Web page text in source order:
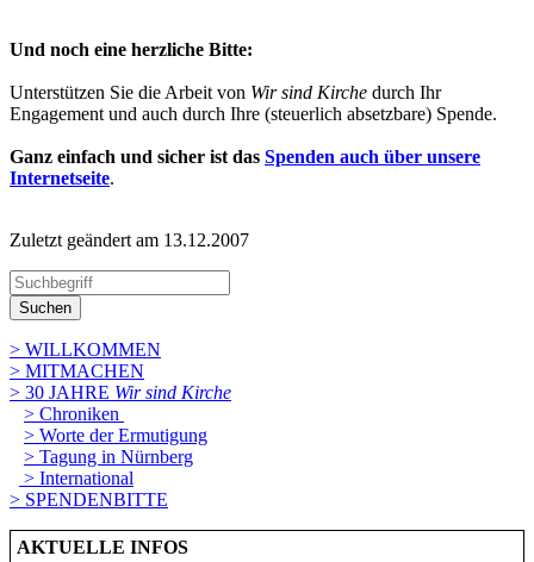
Und noch eine herzliche Bitte:
Unterstützen Sie die Arbeit von Wir sind Kirche durch Ihr
Engagement und auch durch Ihre (steuerlich absetzbare) Spende.
Ganz einfach und sicher ist das Spenden auch über unsere
Internetseite.
Zuletzt geändert am 13­.12.2007
Suchen
> WILLKOMMEN
> MITMACHEN
> 30 JAHRE Wir sind Kirche
> Chroniken
> Worte der Ermutigung
> Tagung in Nürnberg
> International
> SPENDENBITTE
AKTUELLE INFOS